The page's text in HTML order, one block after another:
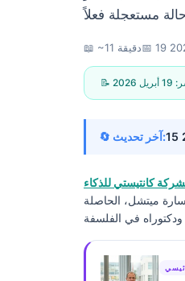
📖 ~11 دقيقة📅
19 أبريل 2026
🔄 آخر تحديث:
كانتيستي للذكاء
ميتشل، الحاصلة